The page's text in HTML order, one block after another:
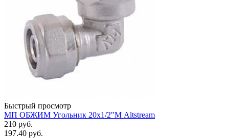
Быстрый просмотр
МП ОБЖИМ Угольник 20х1/2"М Altstream
210 руб.
197.40 руб.